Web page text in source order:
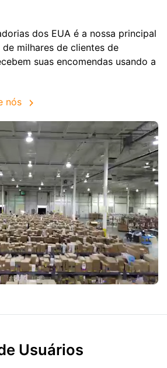
dos EUA é a nossa principal
milhares de clientes de
suas encomendas usando a
nós
Usuários